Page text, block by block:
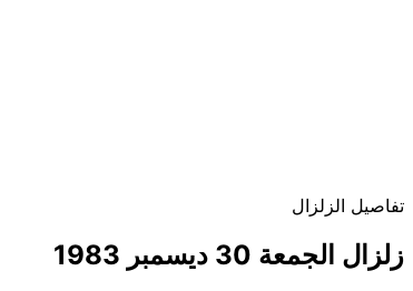
تفاصيل الزلزال
زلزال الجمعة 30 ديسمبر 1983